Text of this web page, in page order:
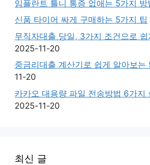
임플란트 틀니 통증 없애는 5가지 방
신품 타이어 싸게 구매하는 5가지 팁
무직자대출 당일, 3가지 조건으로 쉽
2025-11-20
중금리대출 계산기로 쉽게 알아보는
11-20
카카오 대용량 파일 전송방법 6가지
2025-11-20
최신 글